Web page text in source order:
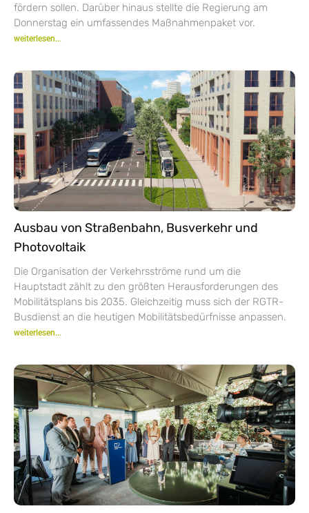
fördern sollen. Darüber hinaus stellte die Regierung am
Donnerstag ein umfassendes Maßnahmenpaket vor.
weiterlesen...
Ausbau von Straßenbahn, Busverkehr und
Photovoltaik
Die Organisation der Verkehrsströme rund um die
Hauptstadt zählt zu den größten Herausforderungen des
Mobilitätsplans bis 2035. Gleichzeitig muss sich der RGTR-
Busdienst an die heutigen Mobilitätsbedürfnisse anpassen.
weiterlesen...